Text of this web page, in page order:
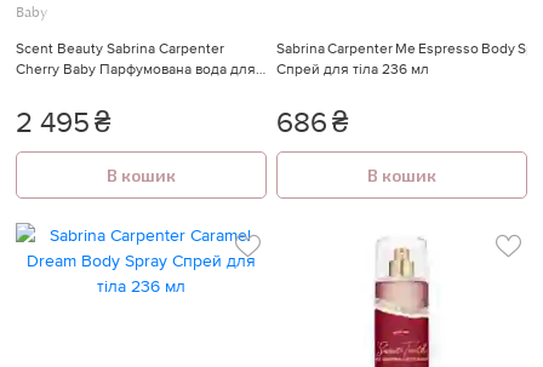
Baby
Scent Beauty Sabrina Carpenter
Cherry Baby Парфумована вода для
2 495₴
В кошик
Sabrina Carpenter Me Espresso Body
Спрей для тіла 236 мл
686₴
В кошик